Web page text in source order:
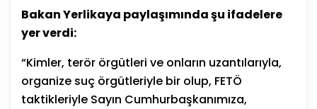
Bakan Yerlikaya paylaşımında şu ifadelere
yer verdi:
“Kimler, terör örgütleri ve onların uzantılarıyla,
organize suç örgütleriyle bir olup, FETÖ
taktikleriyle Sayın Cumhurbaşkanımıza,